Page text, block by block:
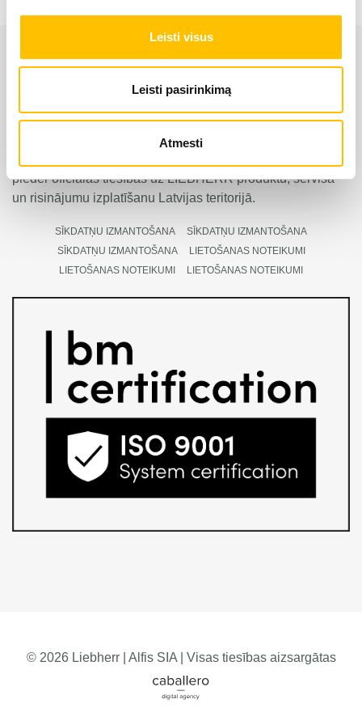
Leisti visus
Leisti pasirinkimą
Atmesti
pieder oficiālās tiesības uz LIEBHERR produktu, servisa
un risinājumu izplatīšanu Latvijas teritorijā.
SĪKDATŅU IZMANTOŠANA
SĪKDATŅU IZMANTOŠANA
SĪKDATŅU IZMANTOŠANA
LIETOŠANAS NOTEIKUMI
LIETOŠANAS NOTEIKUMI
LIETOŠANAS NOTEIKUMI
© 2026 Liebherr | Alfis SIA | Visas tiesības aizsargātas